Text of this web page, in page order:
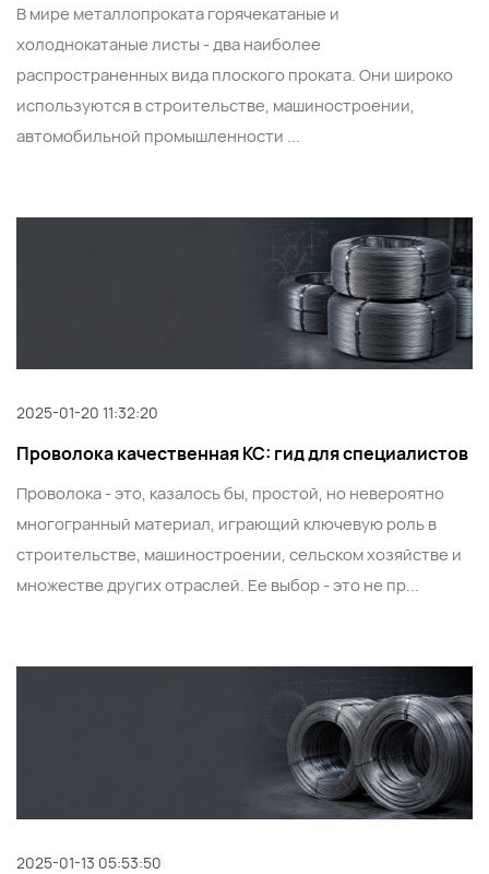
В мире металлопроката горячекатаные и
холоднокатаные листы - два наиболее
распространенных вида плоского проката. Они широко
используются в строительстве, машиностроении,
автомобильной промышленности ...
2025-01-20 11:32:20
Проволока качественная КС: гид для специалистов
Проволока - это, казалось бы, простой, но невероятно
многогранный материал, играющий ключевую роль в
строительстве, машиностроении, сельском хозяйстве и
множестве других отраслей. Ее выбор - это не пр...
2025-01-13 05:53:50